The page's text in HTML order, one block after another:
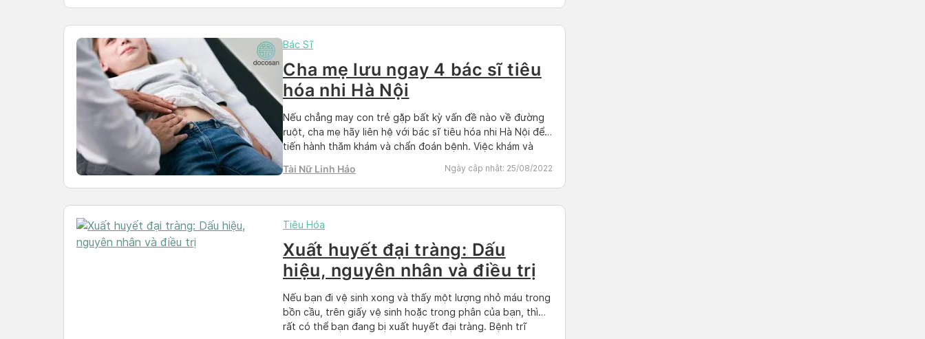
Bác Sĩ
Cha mẹ lưu ngay 4 bác sĩ tiêu
hóa nhi Hà Nội
Nếu chẳng may con trẻ gặp bất kỳ vấn đề nào về đường
ruột, cha mẹ hãy liên hệ với bác sĩ tiêu hóa nhi Hà Nội để
tiến hành thăm khám và chẩn đoán bệnh. Việc khám và
còn hạn chế […]
Tài Nữ Linh Hảo Ngày cập nhật: 25/08/2022
Tiêu Hóa
Xuất huyết đại tràng: Dấu
hiệu, nguyên nhân và điều trị
Nếu bạn đi vệ sinh xong và thấy một lượng nhỏ máu trong
bồn cầu, trên giấy vệ sinh hoặc trong phân của bạn, thì
rất có thể bạn đang bị xuất huyết đại tràng. Bệnh trĩ